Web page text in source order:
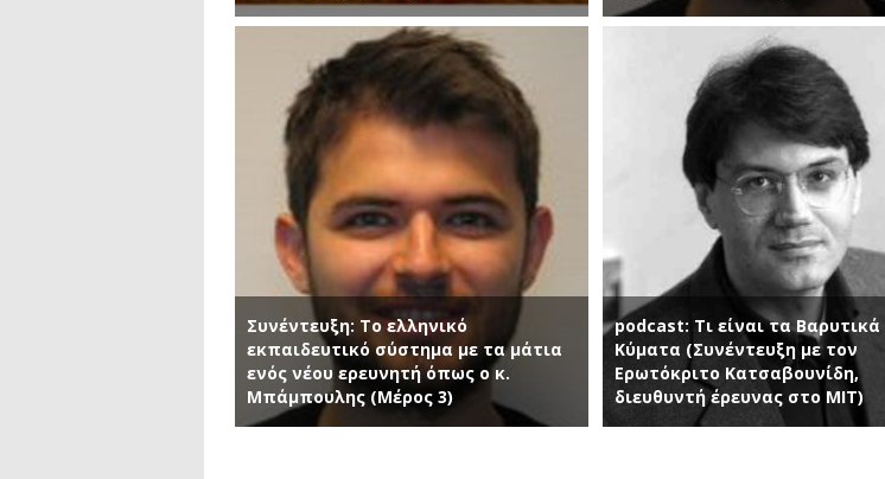
Συνέντευξη: Το ελληνικό
εκπαιδευτικό σύστημα με τα μάτια
ενός νέου ερευνητή όπως ο κ.
Μπάμπουλης (Μέρος 3)
podcast: Τι είναι τα Βαρυτικά
Κύματα (Συνέντευξη με τον
Ερωτόκριτο Κατσαβουνίδη,
διευθυντή έρευνας στο ΜΙΤ)